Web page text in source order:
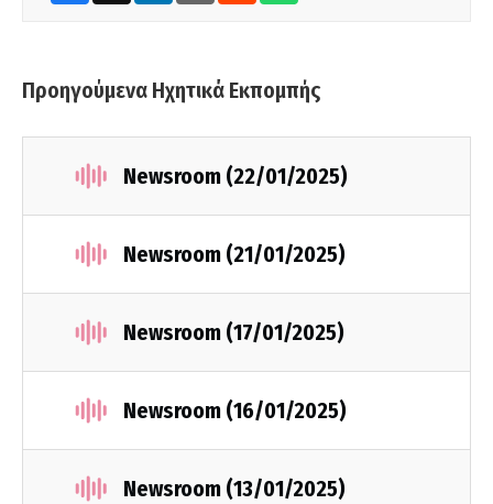
Προηγούμενα Ηχητικά Εκπομπής
Newsroom (22/01/2025)
Newsroom (21/01/2025)
Newsroom (17/01/2025)
Newsroom (16/01/2025)
Newsroom (13/01/2025)